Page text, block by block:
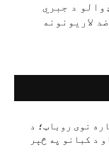
د جبري
لاریونونه
نوی روباټ؛ د
د کبانو په څېر